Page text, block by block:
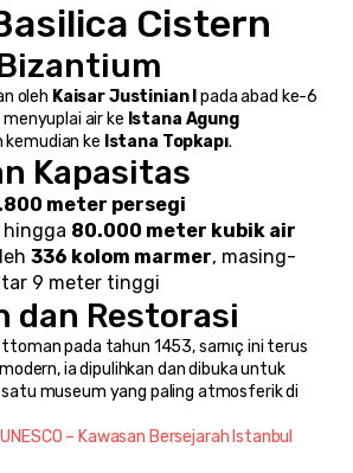
Cistern
oleh Kaisar Justinian I pada abad ke-6
air ke Istana Agung
kemudian ke Istana Topkapı.
Kapasitas
meter persegi
hingga 80.000 meter kubik air
336 kolom marmer, masing-
9 meter tinggi
dan Restorasi
pada tahun 1453, sarnıç ini terus
ia dipulihkan dan dibuka untuk
museum yang paling atmosferik di
UNESCO – Kawasan Bersejarah Istanbul